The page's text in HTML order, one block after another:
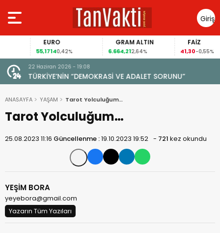
Giriş
Yap
EURO
55,17140,42%
GRAM ALTIN
6.664,212,64%
FAİZ
41,30-0,55%
22 Haziran 2026 - 19:08
TÜRKİYE’NİN “DEMOKRASİ VE ADALET SORUNU”
ANASAYFA YAŞAM Tarot Yolculuğum…
Tarot Yolculuğum…
25.08.2023 11:16 Güncellenme :19.10.2023 19:52 - 721 kez okundu
YEŞİM BORA
yeyebora@gmail.com
Yazarın Tüm Yazıları